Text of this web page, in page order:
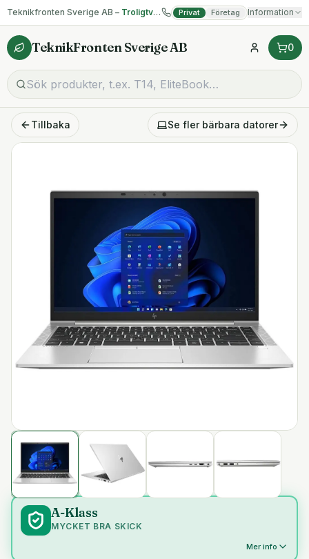
Teknikfronten Sverige AB – Troligtvis billigast på begagnad IT! Privat Företag Information
TeknikFronten Sverige AB 0
Tillbaka Se fler bärbara datorer
A-Klass
MYCKET BRA SKICK
Mer info